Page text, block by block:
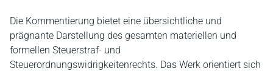
Die Kommentierung bietet eine übersichtliche und
prägnante Darstellung des gesamten materiellen und
formellen Steuerstraf- und
Steuerordnungswidrigkeitenrechts. Das Werk orientiert sich